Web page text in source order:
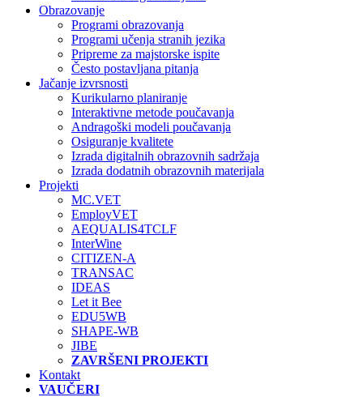
Obrazovanje
Programi obrazovanja
Programi učenja stranih jezika
Pripreme za majstorske ispite
Često postavljana pitanja
Jačanje izvrsnosti
Kurikularno planiranje
Interaktivne metode poučavanja
Andragoški modeli poučavanja
Osiguranje kvalitete
Izrada digitalnih obrazovnih sadržaja
Izrada dodatnih obrazovnih materijala
Projekti
MC.VET
EmployVET
AEQUALIS4TCLF
InterWine
CITIZEN-A
TRANSAC
IDEAS
Let it Bee
EDU5WB
SHAPE-WB
JIBE
ZAVRŠENI PROJEKTI
Kontakt
VAUČERI